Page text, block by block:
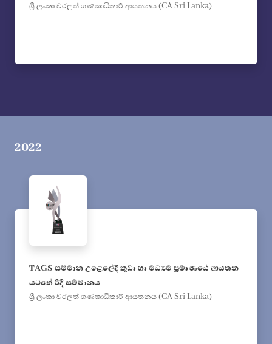
ශ්‍රී ලංකා වරලත් ගණකාධිකාරී ආයතනය (CA Sri Lanka)
2022
TAGS සම්මාන උළෙලේදී කුඩා හා මධ්‍යම ප්‍රමාණයේ ආයතන
යටතේ රිදී සම්මානය
ශ්‍රී ලංකා වරලත් ගණකාධිකාරී ආයතනය (CA Sri Lanka)